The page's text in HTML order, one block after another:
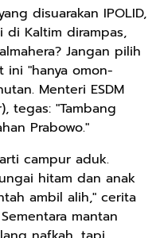
disuarakan IPOLID,
di Kaltim dirampas,
Jangan pilih
ini "hanya omon-
Menteri ESDM
tegas: "Tambang
Prabowo."
campur aduk.
hitam dan anak
ambil alih," cerita
mantan